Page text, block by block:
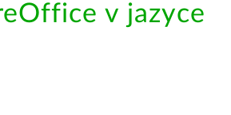
v jazyce